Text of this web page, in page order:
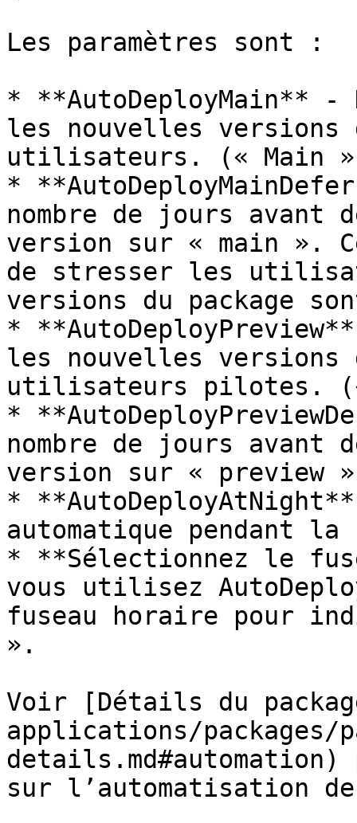
Les paramètres sont :
* **AutoDeployMain** -
les nouvelles versions
utilisateurs. (« Main
*
nombre de jours avant
version sur « main ».
de stresser les
versions du package
*
les nouvelles versions
utilisateurs pilotes.
*
nombre de jours avant
version sur « preview
*
automatique pendant
* **Sélectionnez le
vous utilisez
fuseau horaire pour
».
Voir [Détails du
applications/packages/
sur l’automatisation